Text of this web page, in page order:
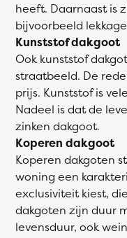
heeft. Daarnaast is
bijvoorbeeld
Kunststof dakgoot
Ook kunststof
straatbeeld. De
prijs. Kunststof is
Nadeel is dat de
zinken dakgoot.
Koperen dakgoot
Koperen dakgoten
woning een
exclusiviteit kiest,
dakgoten zijn duur
levensduur, ook